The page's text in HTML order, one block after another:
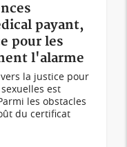
payant,
pour les
l'alarme
vers la justice pour
est
les obstacles
du certificat